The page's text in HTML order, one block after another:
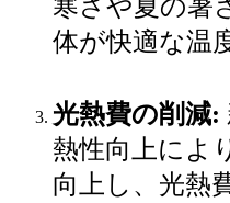
寒さや夏の暑
体が快適な温
光熱費の削減:
熱性向上によ
向上し、光熱